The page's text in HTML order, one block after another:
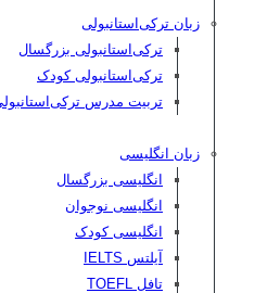
زبان ترکی‌استانبولی
ترکی‌استانبولی بزرگسال
ترکی‌استانبولی کودک
تربیت مدرس
زبان انگلیسی
انگلیسی بزرگسال
انگلیسی نوجوان
انگلیسی کودک
آیلتس IELTS
تافل TOEFL